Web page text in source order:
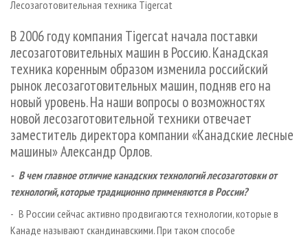
СУШКА ДРЕВЕСИНЫ
ПРОИЗВОДСТВО ДРЕВЕСНЫХ ПЛИТ
ДЕРЕВЯННОЕ ДОМОСТРОЕНИЕ
ПРОИЗВОДСТВО МЕБЕЛИ
БИОЭНЕРГЕТИКА
ЦБП
ИНСТРУМЕНТ И МАТЕРИАЛЫ
ПЕРСОНЫ
МОБИЛЬНЫЕ ВЫСТАВКИ
ОФИЦИАЛЬНЫЕ ДЕЛЕГАЦИИ
ПРИОРИТЕТНЫЕ ИНВЕСТПРОЕКТЫ
RUSSIAN FORESTRY REVIEW
ГАЗЕТА ЛЕСПРОМФОРУМ
БИБЛИОТЕКА СПЕЦИАЛИСТА
КОНТАКТЫ
РЕКЛАМА
РЕКЛАМА НА САЙТЕ
Лесозаготовительная техника Tigercat
В 2006 году компания Tigercat начала поставки
лесозаготовительных машин в Россию. Канадская
техника коренным образом изменила российский
рынок лесозаготовительных машин, подняв его на
новый уровень. На наши вопросы о возможностях
новой лесозаготовительной техники отвечает
заместитель директора компании «Канадские лесные
машины» Александр Орлов.
- В чем главное отличие канадских технологий лесозаготовки от
технологий, которые традиционно применяются в России?
- В России сейчас активно продвигаются технологии, которые в
Канаде называют скандинавскими. При таком способе